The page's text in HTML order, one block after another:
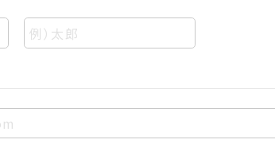
を構成する氏名、住所、電話番号、メールアドレ
できるものをいいます。また、その情報のみで
、結果的にお客様個人を識別できるものも個